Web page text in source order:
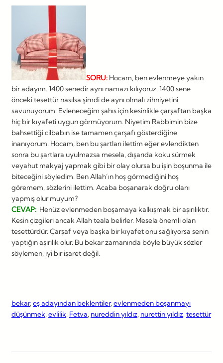
SORU: Hocam, ben evlenmeye yakın
bir adayım. 1400 senedir aynı namazı kılıyoruz. 1400 sene
önceki tesettür nasılsa şimdi de aynı olmalı zihniyetini
savunuyorum. Evleneceğim şahıs için kesinlikle çarşaftan başka
hiç bir kıyafeti uygun görmüyorum. Niyetim Rabbimin bize
bahsettiği cilbabın ise tamamen çarşafı gösterdiğine
inanıyorum. Hocam, ben bu şartları ilettim eğer evlendikten
sonra bu şartlara uyulmazsa mesela, dışarıda koku sürmek
veyahut makyaj yapmak gibi bir olay olursa bu işin boşunma ile
biteceğini söyledim. Ben Allah’ın hoş görmediğini hoş
göremem, sözlerini ilettim. Acaba boşanarak doğru olanı
yapmış olur muyum?
CEVAP: Henüz evlenmeden boşamaya kalkışmak bir aşırılıktır.
Kesin çizgileri ancak Allah teala belirler. Mesela önemli olan
tesettürdür. Çarşaf veya başka bir kıyafet onu sağlıyorsa senin
yaptığın aşırılık olur. Bu bekar zamanında böyle büyük sözler
söylemen, iyi bir işaret değil.
bekar, eş adayından beklentiler, evlenmeden boşanmayı
düşünmek, evlilik, Fetva, nureddin yıldız, nurettin yıldız, tesettür